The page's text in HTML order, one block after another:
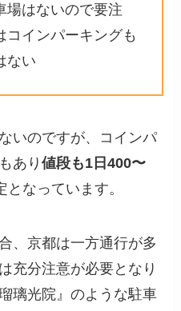
場はないので要注
コインパーキングも
ない
いのですが、コインパ
あり値段も1日400〜
となっています。
、京都は一方通行が多
充分注意が必要となり
璃光院』のような駐車